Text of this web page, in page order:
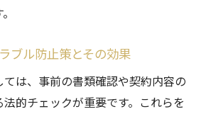
ブル防止策とその効果
ては、事前の書類確認や契約内容の
的チェックが重要です。これらを